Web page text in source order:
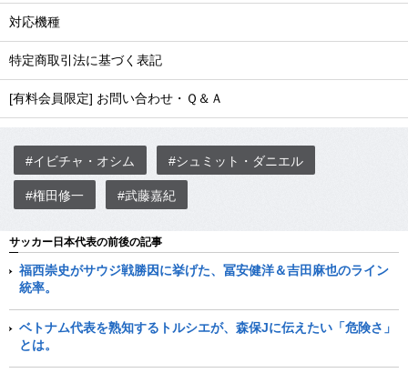
対応機種
特定商取引法に基づく表記
[有料会員限定] お問い合わせ・Ｑ＆Ａ
#イビチャ・オシム #シュミット・ダニエル
#権田修一 #武藤嘉紀
サッカー日本代表の前後の記事
福西崇史がサウジ戦勝因に挙げた、冨安健洋＆吉田麻也のライン
統率。
ベトナム代表を熟知するトルシエが、森保Jに伝えたい「危険さ」
とは。